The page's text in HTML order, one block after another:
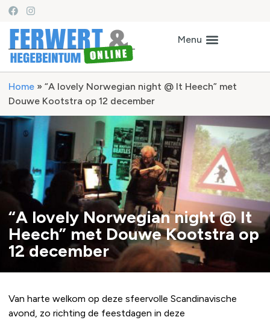
Home » “A lovely Norwegian night @ It Heech” met
Douwe Kootstra op 12 december
“A lovely Norwegian night @ It
Heech” met Douwe Kootstra op
12 december
Van harte welkom op deze sfeervolle Scandinavische
avond, zo richting de feestdagen in deze